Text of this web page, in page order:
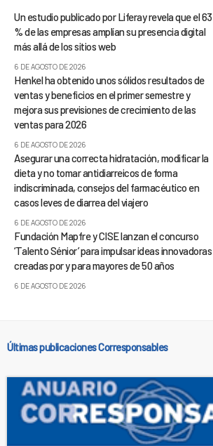
Un estudio publicado por Liferay revela que el 63
% de las empresas amplían su presencia digital
más allá de los sitios web
6 DE AGOSTO DE 2026
Henkel ha obtenido unos sólidos resultados de
ventas y beneficios en el primer semestre y
mejora sus previsiones de crecimiento de las
ventas para 2026
6 DE AGOSTO DE 2026
Asegurar una correcta hidratación, modificar la
dieta y no tomar antidiarreicos de forma
indiscriminada, consejos del farmacéutico en
casos leves de diarrea del viajero
6 DE AGOSTO DE 2026
Fundación Mapfre y CISE lanzan el concurso
‘Talento Sénior’ para impulsar ideas innovadoras
creadas por y para mayores de 50 años
6 DE AGOSTO DE 2026
Últimas publicaciones Corresponsables